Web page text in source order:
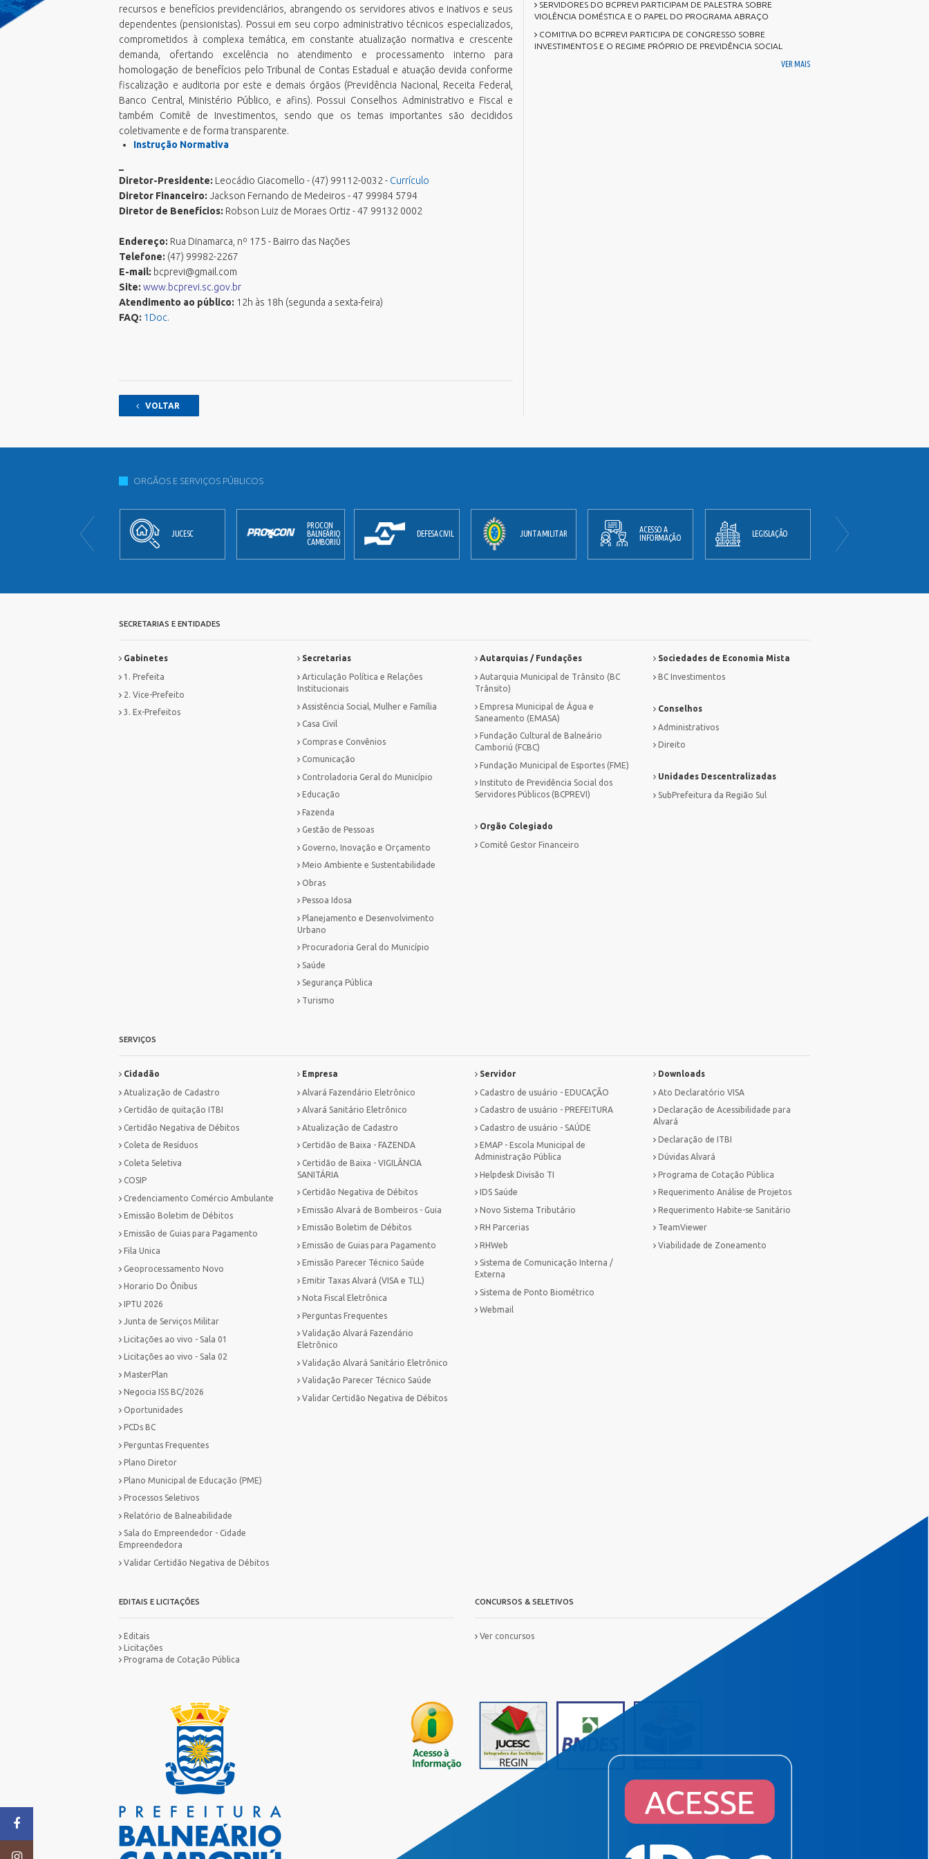
Fazenda
Gestão de Pessoas
Governo, Inovação e Orçamento
Meio Ambiente e Sustentabilidade
Obras
Pessoa Idosa
Saúde
Segurança Pública
Turismo
SubPrefeitura da Região Sul
Orgão Colegiado
Comitê Gestor Financeiro
Emissão de Guias para Pagamento
Fila Unica
Geoprocessamento Novo
Horario Do Ônibus
IPTU 2026
Junta de Serviços Militar
Licitações ao vivo - Sala 01
MasterPlan
Negocia ISS BC/2026
Oportunidades
Perguntas Frequentes
Plano Diretor
Plano Municipal de Educação (PME)
Validar Certidão Negativa de Débitos
Emissão Boletim de Débitos
Emissão de Guias para Pagamento
Emissão Parecer Técnico Saúde
Emitir Taxas Alvará (VISA e TLL)
Nota Fiscal Eletrônica
Perguntas Frequentes
Validar Certidão Negativa de Débitos
RH Parcerias
RHWeb
Sistema de Comunicação Interna /
Externa
Sistema de Ponto Biométrico
Webmail
Viabilidade de Zoneamento
recursos e benefícios previdenciários, abrangendo os servidores ativos e inativos e seus
dependentes (pensionistas). Possui em seu corpo administrativo técnicos especializados,
comprometidos à complexa temática, em constante atualização normativa e crescente
demanda, ofertando excelência no atendimento e processamento interno para
homologação de benefícios pelo Tribunal de Contas Estadual e atuação devida conforme
fiscalização e auditoria por este e demais órgãos (Previdência Nacional, Receita Federal,
Banco Central, Ministério Público, e afins). Possui Conselhos Administrativo e Fiscal e
também Comitê de Investimentos, sendo que os temas importantes são decididos
coletivamente e de forma transparente.
Instrução Normativa
Diretor-Presidente: Leocádio Giacomello - (47) 99112-0032 - Currículo
Diretor Financeiro: Jackson Fernando de Medeiros - 47 99984 5794
Diretor de Benefícios: Robson Luiz de Moraes Ortiz - 47 99132 0002
Endereço: Rua Dinamarca, nº 175 - Bairro das Nações
Telefone: (47) 99982-2267
E-mail: bcprevi@gmail.com
Site: www.bcprevi.sc.gov.br
Atendimento ao público: 12h às 18h (segunda a sexta-feira)
FAQ: 1Doc.
VOLTAR
SERVIDORES DO BCPREVI PARTICIPAM DE PALESTRA SOBRE
VIOLÊNCIA DOMÉSTICA E O PAPEL DO PROGRAMA ABRAÇO
COMITIVA DO BCPREVI PARTICIPA DE CONGRESSO SOBRE
INVESTIMENTOS E O REGIME PRÓPRIO DE PREVIDÊNCIA SOCIAL
VER MAIS
ORGÃOS E SERVIÇOS PÚBLICOS
JORNAL
OFICIAL
JUCESC
PROCON
BALNEÁRIO
CAMBORIÚ
DEFESA CIVIL JUNTA MILITAR
ACESSO A
INFORMAÇÃO
LEGISLAÇÃO
SECRETARIAS E ENTIDADES
Gabinetes
1. Prefeita
2. Vice-Prefeito
3. Ex-Prefeitos
Secretarias
Articulação Política e Relações
Institucionais
Assistência Social, Mulher e Família
Casa Civil
Compras e Convênios
Comunicação
Controladoria Geral do Município
Educação
Fazenda
Gestão de Pessoas
Governo, Inovação e Orçamento
Meio Ambiente e Sustentabilidade
Obras
Pessoa Idosa
Planejamento e Desenvolvimento
Urbano
Procuradoria Geral do Município
Saúde
Segurança Pública
Turismo
Autarquias / Fundações
Autarquia Municipal de Trânsito (BC
Trânsito)
Empresa Municipal de Água e
Saneamento (EMASA)
Fundação Cultural de Balneário
Camboriú (FCBC)
Fundação Municipal de Esportes (FME)
Instituto de Previdência Social dos
Servidores Públicos (BCPREVI)
Sociedades de Economia Mista
BC Investimentos
Conselhos
Administrativos
Direito
Unidades Descentralizadas
SubPrefeitura da Região Sul
Orgão Colegiado
Comitê Gestor Financeiro
SERVIÇOS
Cidadão
Atualização de Cadastro
Certidão de quitação ITBI
Certidão Negativa de Débitos
Coleta de Resíduos
Coleta Seletiva
COSIP
Credenciamento Comércio Ambulante
Emissão Boletim de Débitos
Emissão de Guias para Pagamento
Fila Unica
Geoprocessamento Novo
Horario Do Ônibus
IPTU 2026
Junta de Serviços Militar
Licitações ao vivo - Sala 01
Licitações ao vivo - Sala 02
MasterPlan
Negocia ISS BC/2026
Oportunidades
PCDs BC
Perguntas Frequentes
Plano Diretor
Plano Municipal de Educação (PME)
Processos Seletivos
Relatório de Balneabilidade
Sala do Empreendedor - Cidade
Empreendedora
Validar Certidão Negativa de Débitos
Empresa
Alvará Fazendário Eletrônico
Alvará Sanitário Eletrônico
Atualização de Cadastro
Certidão de Baixa - FAZENDA
Certidão de Baixa - VIGILÂNCIA
SANITÁRIA
Certidão Negativa de Débitos
Emissão Alvará de Bombeiros - Guia
Emissão Boletim de Débitos
Emissão de Guias para Pagamento
Emissão Parecer Técnico Saúde
Emitir Taxas Alvará (VISA e TLL)
Nota Fiscal Eletrônica
Perguntas Frequentes
Validação Alvará Fazendário
Eletrônico
Validação Alvará Sanitário Eletrônico
Validação Parecer Técnico Saúde
Validar Certidão Negativa de Débitos
Servidor
Cadastro de usuário - EDUCAÇÃO
Cadastro de usuário - PREFEITURA
Cadastro de usuário - SAÚDE
EMAP - Escola Municipal de
Administração Pública
Helpdesk Divisão TI
IDS Saúde
Novo Sistema Tributário
RH Parcerias
RHWeb
Sistema de Comunicação Interna /
Externa
Sistema de Ponto Biométrico
Webmail
Downloads
Ato Declaratório VISA
Declaração de Acessibilidade para
Alvará
Declaração de ITBI
Dúvidas Alvará
Programa de Cotação Pública
Requerimento Análise de Projetos
Requerimento Habite-se Sanitário
TeamViewer
Viabilidade de Zoneamento
EDITAIS E LICITAÇÕES
Editais
Licitações
Programa de Cotação Pública
CONCURSOS & SELETIVOS
Ver concursos